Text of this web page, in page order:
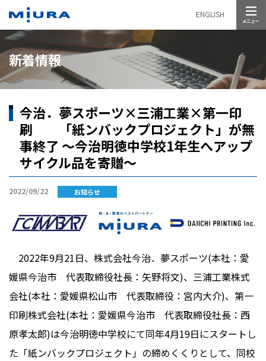
ENGLISH
新着情報
今治．夢スポーツ×三浦工業×第一印
刷 「紙ンバックプロジェクト」が無
事終了 ～今治明徳中学校1年生へアップ
サイクル品を寄贈～
2022/09/22 お知らせ
2022年9月21日、株式会社今治．夢スポーツ(本社：愛
媛県今治市 代表取締役社長：矢野将文)、三浦工業株式
会社(本社：愛媛県松山市 代表取締役：宮内大介)、第一
印刷株式会社(本社：愛媛県今治市 代表取締役社長：西
原孝太郎)は今治明徳中学校にて同年4月19日にスタートし
た「紙ンバックプロジェクト」の締めくくりとして、同校